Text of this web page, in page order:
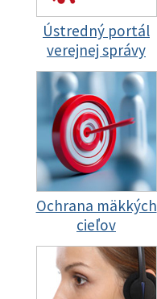
Ústredný portál
verejnej správy
Ochrana mäkkých
cieľov